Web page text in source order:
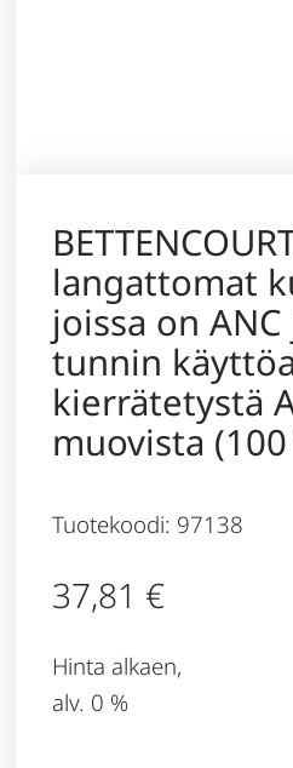
langattomat
joissa on ANC
tunnin
kierrätetystä
muovista (100
Tuotekoodi: 97138
37,81 €
Hinta alkaen,
alv. 0 %